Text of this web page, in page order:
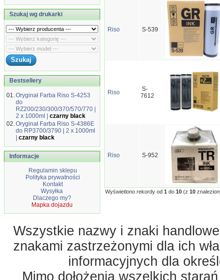
Szukaj wg drukarki
Bestsellery
01.Oryginał Farba Riso S-4253
do
RZ200/230/300/370/570/770 |
2 x 1000ml |
czarny black
02.Oryginał Farba Riso S-4386E
do RP3700/3790 | 2 x 1000ml
czarny black
Informacje
Regulamin sklepu
Polityka prywatności
Kontakt
Wysyłka
Dlaczego my?
Mapka dojazdu
Riso S-539
Riso
S-
7612
Riso S-952
Wyświetlono rekordy od 1 do 10 (z 10
Wszystkie nazwy i znaki
znakami zastrzeżonymi dla ich
informacyjnych dla
Mimo dołożenia wszelkich